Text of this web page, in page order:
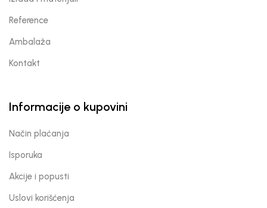
Reference
Ambalaža
Kontakt
Informacije o kupovini
Način plaćanja
Isporuka
Akcije i popusti
Uslovi korišćenja